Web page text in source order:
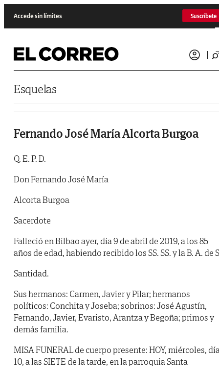
Accede sin límites Suscríbete
Esquelas
Fernando José María Alcorta Burgoa
Q. E. P. D.
Don Fernando José María
Alcorta Burgoa
Sacerdote
Falleció en Bilbao ayer, día 9 de abril de 2019, a los 85
años de edad, habiendo recibido los SS. SS. y la B. A. de
Santidad.
Sus hermanos: Carmen, Javier y Pilar; hermanos
políticos: Conchita y Joseba; sobrinos: José Agustín,
Fernando, Javier, Evaristo, Arantza y Begoña; primos y
demás familia.
MISA FUNERAL de cuerpo presente: HOY, miércoles,
10, a las SIETE de la tarde, en la parroquia Santa